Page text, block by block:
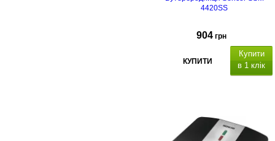
4420SS
904 грн
КУПИТИ
Купити
в 1 клік